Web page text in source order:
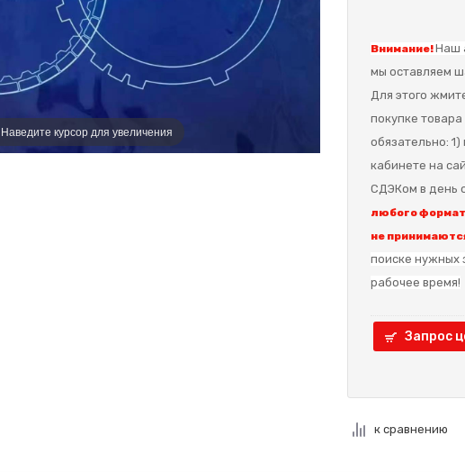
Наведите курсор для увеличения
Внимание!Наш
мы оставляем
Для этого
покупке
обязательно:
кабинете на
СДЭКом в день
любого
не
поиске нужных
рабочее время!
Запрос
к сравнению